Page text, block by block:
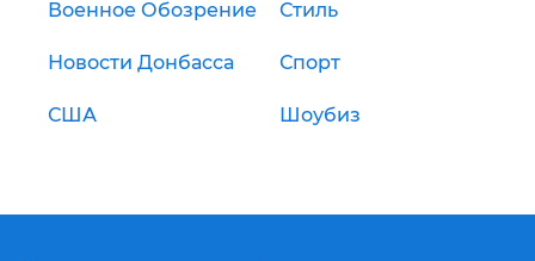
Военное Обозрение Стиль
Новости Донбасса Спорт
США Шоубиз